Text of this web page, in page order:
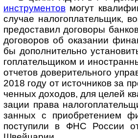
инст­ру­мен­тов могут
слу­чае нало­го­пла­тель­щик,
предо­ставил дого­воры
дого­во­ров об оказа­нии
бы допол­ните­льно
гопла­тель­щи­ком и
отче­тов дове­ритель­ного
2018 году от источ­ников за
чен­ных дохо­дов, для целей
зации права
зан­ных с приобре­те­нием
посту­пили в ФНС Рос­сии